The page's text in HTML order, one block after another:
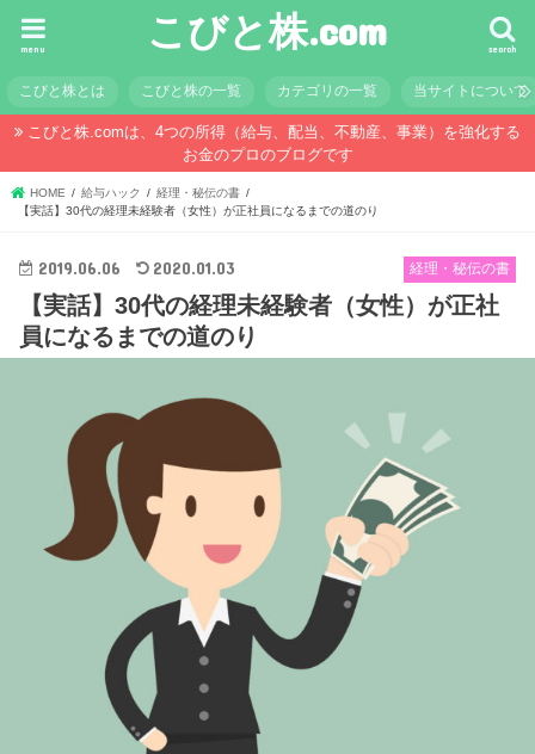
こびと株.com search
menu
こびと株とは こびと株の一覧 カテゴリの一覧 当サイトについて
こびと株.comは、4つの所得（給与、配当、不動産、事業）を強化する
お金のプロのブログです
HOME 給与ハック
経理・秘伝の書
【実話】30代の経理未経験者（女性）が正社員になるまでの道のり
経理・秘伝の書
2019.06.06 2020.01.03
【実話】30代の経理未経験者（女性）が正社
員になるまでの道のり